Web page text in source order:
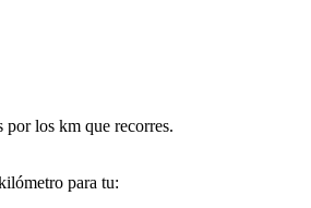
por los km que recorres.
para tu: